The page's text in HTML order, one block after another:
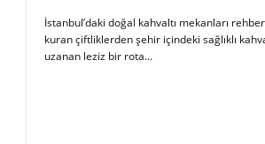
İstanbul’daki doğal kahvaltı mekanları
kuran çiftliklerden şehir içindeki sağlıklı
uzanan leziz bir rota...